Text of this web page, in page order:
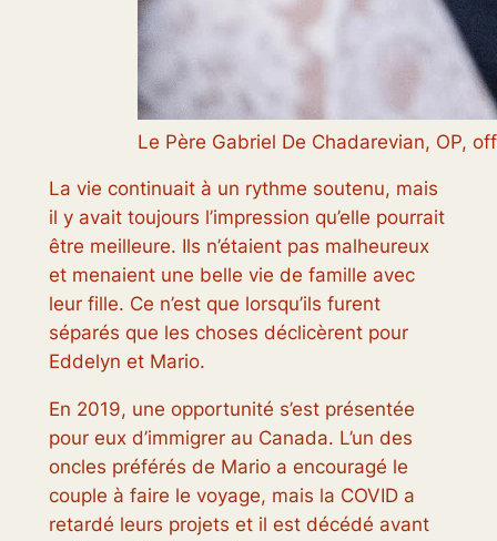
Le Père Gabriel De Chadarevian, OP,
La vie continuait à un rythme soutenu, mais
il y avait toujours l’impression qu’elle pourrait
être meilleure. Ils n’étaient pas malheureux
et menaient une belle vie de famille avec
leur fille. Ce n’est que lorsqu’ils furent
séparés que les choses déclicèrent pour
Eddelyn et Mario.
En 2019, une opportunité s’est présentée
pour eux d’immigrer au Canada. L’un des
oncles préférés de Mario a encouragé le
couple à faire le voyage, mais la COVID a
retardé leurs projets et il est décédé avant